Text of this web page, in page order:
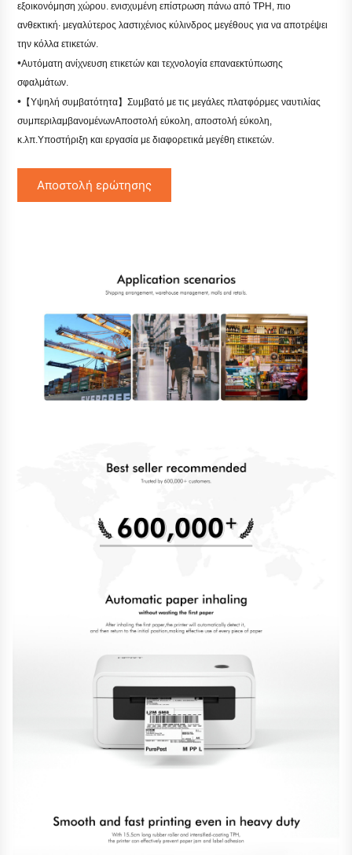
εξοικονόμηση χώρου. ενισχυμένη επίστρωση πάνω από TPH, πιο
ανθεκτική· μεγαλύτερος λαστιχένιος κύλινδρος μεγέθους για να αποτρέψει
την κόλλα ετικετών.
•Αυτόματη ανίχνευση ετικετών και τεχνολογία επαναεκτύπωσης
σφαλμάτων.
• 【Υψηλή συμβατότητα】Συμβατό με τις μεγάλες πλατφόρμες ναυτιλίας
συμπεριλαμβανομένωνΑποστολή εύκολη, αποστολή εύκολη,
κ.λπ.Υποστήριξη και εργασία με διαφορετικά μεγέθη ετικετών.
Αποστολή ερώτησης